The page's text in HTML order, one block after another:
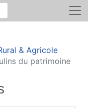
& Agricole
du patrimoine